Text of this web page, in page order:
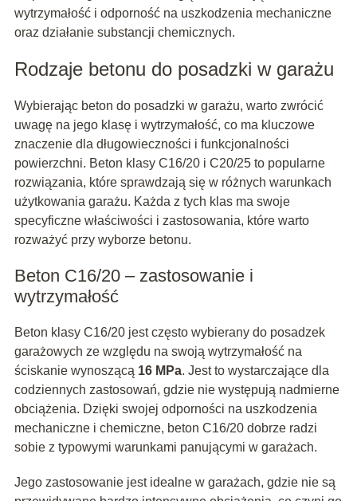
wytrzymałość i odporność na uszkodzenia mechaniczne
oraz działanie substancji chemicznych.
Rodzaje betonu do posadzki w garażu
Wybierając beton do posadzki w garażu, warto zwrócić
uwagę na jego klasę i wytrzymałość, co ma kluczowe
znaczenie dla długowieczności i funkcjonalności
powierzchni. Beton klasy C16/20 i C20/25 to popularne
rozwiązania, które sprawdzają się w różnych warunkach
użytkowania garażu. Każda z tych klas ma swoje
specyficzne właściwości i zastosowania, które warto
rozważyć przy wyborze betonu.
Beton C16/20 – zastosowanie i
wytrzymałość
Beton klasy C16/20 jest często wybierany do posadzek
garażowych ze względu na swoją wytrzymałość na
ściskanie wynoszącą 16 MPa. Jest to wystarczające dla
codziennych zastosowań, gdzie nie występują nadmierne
obciążenia. Dzięki swojej odporności na uszkodzenia
mechaniczne i chemiczne, beton C16/20 dobrze radzi
sobie z typowymi warunkami panującymi w garażach.
Jego zastosowanie jest idealne w garażach, gdzie nie są